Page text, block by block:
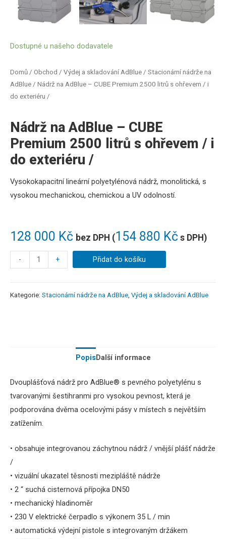
Domů / Obchod / Výdej a skladování AdBlue / Stacionární nádrže na
AdBlue / Nádrž na AdBlue – CUBE Premium 2500 litrů s ohřevem / i
do exteriéru /
Nádrž na AdBlue – CUBE
Premium 2500 litrů s ohřevem / i
do exteriéru /
128 000 Kč bez DPH (154 880 Kč s DPH)
Vysokokapacitní lineární polyetylénová nádrž, monolitická, s
vysokou mechanickou, chemickou a UV odolností.
Dostupné u našeho dodavatele
- + Přidat do košíku
Kategorie: Stacionární nádrže na AdBlue, Výdej a skladování AdBlue
PopisDalší informace
Dvouplášťová nádrž pro AdBlue® s pevného polyetylénu s
tvarovanými šestihranmi pro vysokou pevnost, která je
podporována dvěma ocelovými pásy v místech s největším
zatížením.
• obsahuje integrovanou záchytnou nádrž / vnější plášť nádrže
/
• vizuální ukazatel těsnosti mezipláště nádrže
• 2 “ suchá cisternová přípojka DN50
• mechanický hladinoměr
• 230 V elektrické čerpadlo s výkonem 35 L / min
• automatická výdejní pistole s integrovaným držákem